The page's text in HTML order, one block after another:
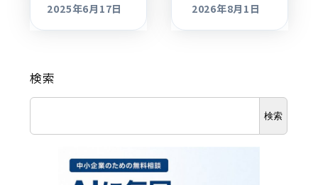
更新日
2025年6月17日
更新日
2026年8月1日
検索
検索